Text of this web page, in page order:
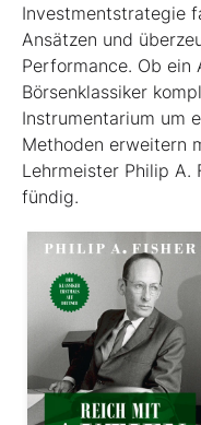
Investmentstrategie
Ansätzen und
Performance. Ob ein
Börsenklassiker
Instrumentarium um
Methoden erweitern
Lehrmeister Philip A.
fündig.